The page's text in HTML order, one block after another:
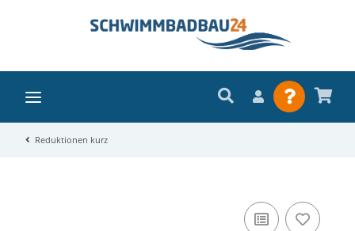
Reduktionen kurz